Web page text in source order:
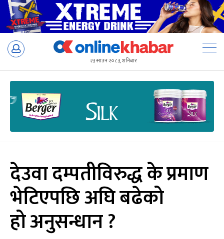
Skip
२३ साउन २०८३, शनिबार
देउवा दम्पतीविरुद्ध के प्रमाण
भेटिएपछि अघि बढेको
हो अनुसन्धान ?